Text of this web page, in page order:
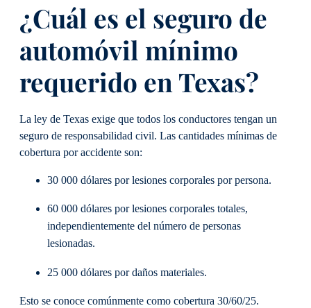
¿Cuál es el seguro de
automóvil mínimo
requerido en Texas?
La ley de Texas exige que todos los conductores tengan un
seguro de responsabilidad civil. Las cantidades mínimas de
cobertura por accidente son:
30 000 dólares por lesiones corporales por persona.
60 000 dólares por lesiones corporales totales,
independientemente del número de personas
lesionadas.
25 000 dólares por daños materiales.
Esto se conoce comúnmente como cobertura 30/60/25.